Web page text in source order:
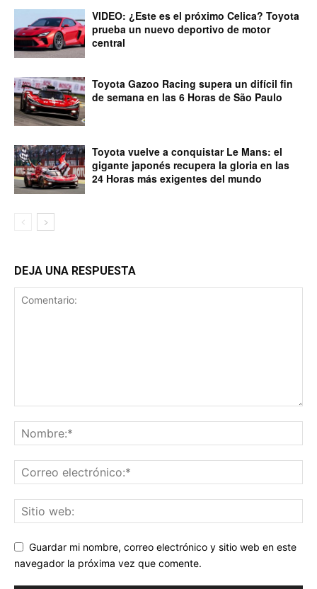
VIDEO: ¿Este es el próximo Celica? Toyota
prueba un nuevo deportivo de motor
central
Toyota Gazoo Racing supera un difícil fin
de semana en las 6 Horas de São Paulo
Toyota vuelve a conquistar Le Mans: el
gigante japonés recupera la gloria en las
24 Horas más exigentes del mundo
DEJA UNA RESPUESTA
Guardar mi nombre, correo electrónico y sitio web en este
navegador la próxima vez que comente.